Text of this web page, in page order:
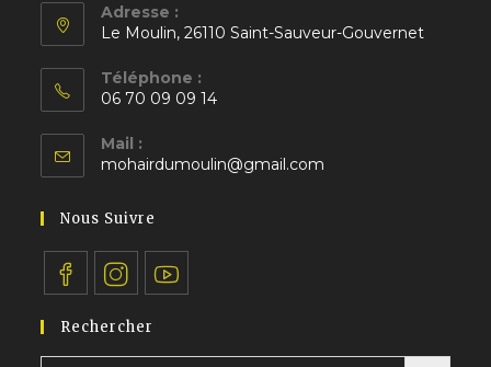
Adresse :
Le Moulin, 26110 Saint-Sauveur-Gouvernet
dans
un
nouvel
onglet
Téléphone :
06 70 09 09 14
dans
votre
Mail :
mohairdumoulin@gmail.com
Nous Suivre
dans
un
dans
un
dans
un
Rechercher